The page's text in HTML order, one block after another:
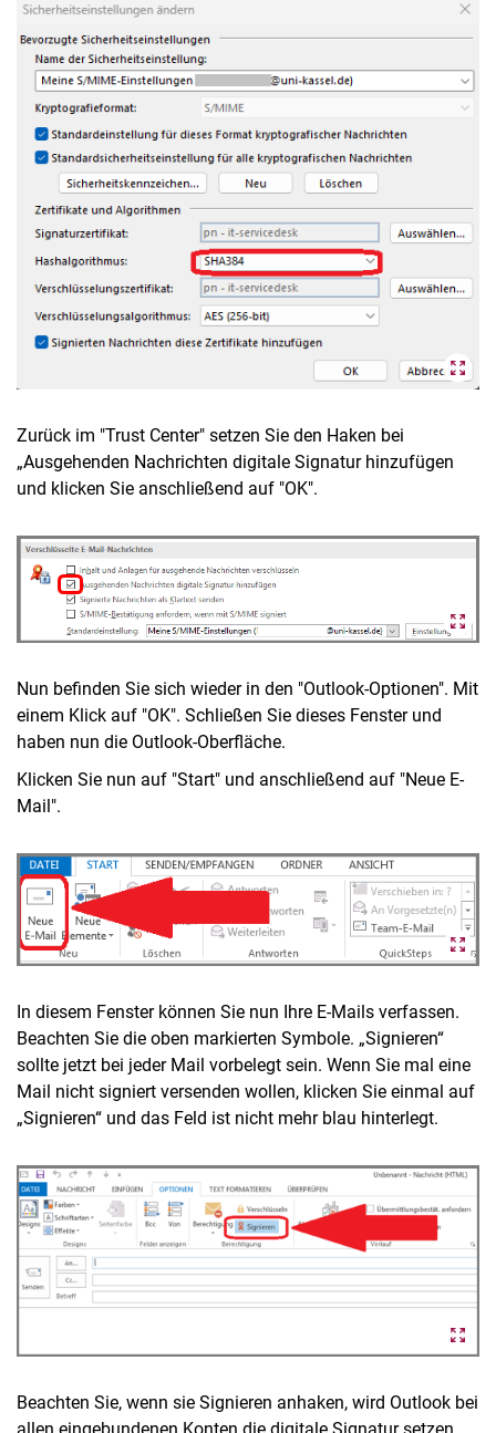
Zurück im "Trust Center" setzen Sie den Haken bei
„Ausgehenden Nachrichten digitale Signatur hinzufügen
und klicken Sie anschließend auf "OK".
Nun befinden Sie sich wieder in den "Outlook-Optionen". Mit
einem Klick auf "OK". Schließen Sie dieses Fenster und
haben nun die Outlook-Oberfläche.
Klicken Sie nun auf "Start" und anschließend auf "Neue E-
Mail".
In diesem Fenster können Sie nun Ihre E-Mails verfassen.
Beachten Sie die oben markierten Symbole. „Signieren“
sollte jetzt bei jeder Mail vorbelegt sein. Wenn Sie mal eine
Mail nicht signiert versenden wollen, klicken Sie einmal auf
„Signieren“ und das Feld ist nicht mehr blau hinterlegt.
Beachten Sie, wenn sie Signieren anhaken, wird Outlook bei